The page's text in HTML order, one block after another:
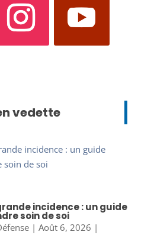
vedette
incidence : un guide
soin de soi
| Août 6, 2026 |